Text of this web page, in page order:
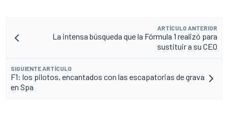
ARTÍCULO ANTERIOR
La intensa búsqueda que la Fórmula 1 realizó para
sustituir a su CEO
SIGUIENTE ARTÍCULO
F1: los pilotos, encantados con las escapatorias de grava
en Spa